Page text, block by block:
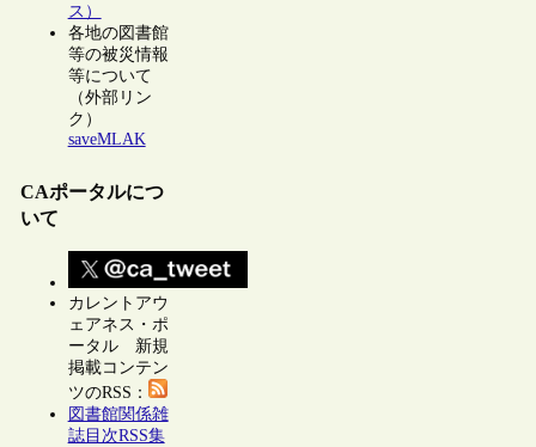
ス）
各地の図書館
等の被災情報
等について
（外部リン
ク）
saveMLAK
CAポータルにつ
いて
カレントアウ
ェアネス・ポ
ータル 新規
掲載コンテン
ツのRSS：
図書館関係雑
誌目次RSS集